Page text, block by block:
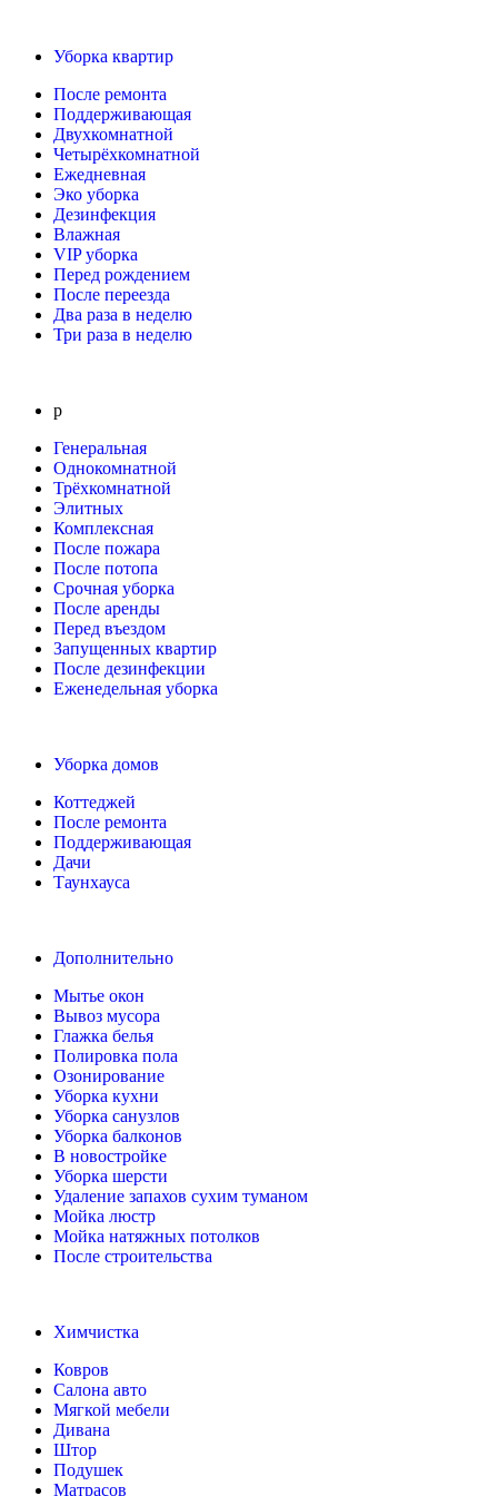
Уборка квартир
После ремонта
Поддерживающая
Двухкомнатной
Четырёхкомнатной
Ежедневная
Эко уборка
Дезинфекция
Влажная
VIP уборка
Перед рождением
После переезда
Два раза в неделю
Три раза в неделю
р
Генеральная
Однокомнатной
Трёхкомнатной
Элитных
Комплексная
После пожара
После потопа
Cрочная уборка
После аренды
Перед въездом
Запущенных квартир
После дезинфекции
Еженедельная уборка
Уборка домов
Коттеджей
После ремонта
Поддерживающая
Дачи
Таунхауса
Дополнительно
Мытье окон
Вывоз мусора
Глажка белья
Полировка пола
Озонирование
Уборка кухни
Уборка санузлов
Уборка балконов
В новостройке
Уборка шерсти
Удаление запахов сухим туманом
Мойка люстр
Мойка натяжных потолков
После строительства
Химчистка
Ковров
Салона авто
Мягкой мебели
Дивана
Штор
Подушек
Матрасов